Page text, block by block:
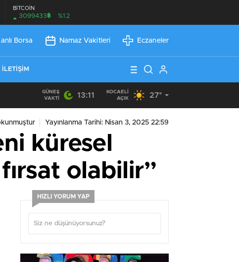
BİTCOİN
3099433฿ %1.2
Borsa Namaz Vakitleri Eczaneler
İLETIŞIM
21:21 Günlük Okuma Süresi Az Olanlar İçin Etkili Okuma
GÜNEŞ
VAKTI
13:11
KOCAELI
AÇIK
27°
Yayınlanma Tarihi: Nisan 3, 2025 22:59
küresel
olabilir”
HIZLI YORUM YAP